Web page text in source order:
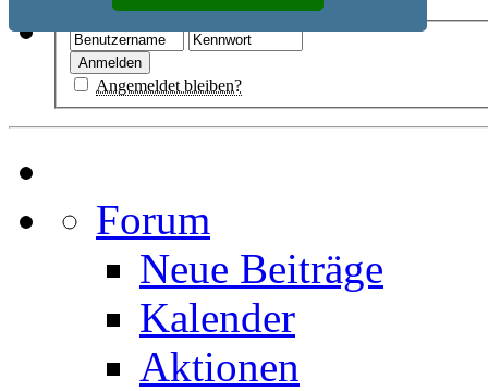
Angemeldet bleiben?
Forum
Neue Beiträge
Kalender
Aktionen